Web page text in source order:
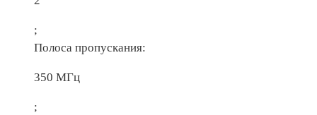
;
Полоса пропускания:
350 МГц
;